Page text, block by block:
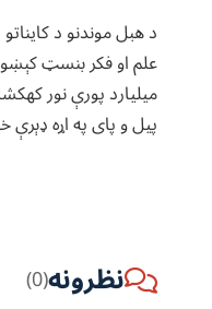
د هبل موندنو د
میلیارد پورې نور
پیل و پای په اړه
نظرونه(0)